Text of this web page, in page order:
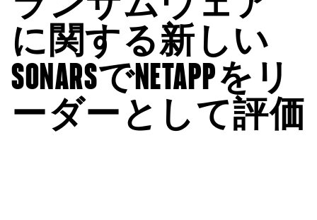
に関する新しい
SONARSでNETAPPをリ
ーダーとして評価